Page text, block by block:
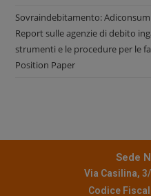
Sovraindebitamento:
Report sulle agenzie di debito
strumenti e le procedure per le
Position Paper
Sede
Via Casilina,
Codice